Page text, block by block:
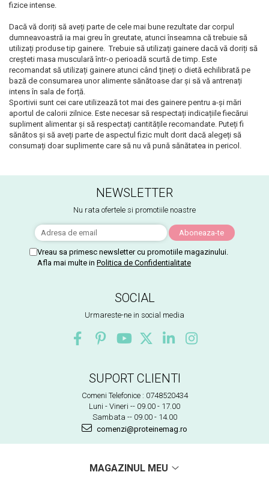
fizice intense.
Dacă vă doriți să aveți parte de cele mai bune rezultate dar corpul
dumneavoastră ia mai greu în greutate, atunci înseamna că trebuie să
utilizați produse tip gainere. Trebuie să utilizați gainere dacă vă doriți să
creșteti masa musculară într-o perioadă scurtă de timp. Este
recomandat să utilizați gainere atunci când țineți o dietă echilibrată pe
bază de consumarea unor alimente sănătoase dar și să vă antrenați
intens în sala de forță.
Sportivii sunt cei care utilizează tot mai des gainere pentru a-și mări
aportul de calorii zilnice. Este necesar să respectați indicațiile fiecărui
supliment alimentar și să respectați cantitățile recomandate. Puteți fi
sănătos și să aveți parte de aspectul fizic mult dorit dacă alegeți să
consumați doar suplimente care să nu vă pună sănătatea in pericol.
NEWSLETTER
Nu rata ofertele si promotiile noastre
Vreau sa primesc newsletter cu promotiile magazinului.
Afla mai multe in Politica de Confidentialitate
SOCIAL
Urmareste-ne in social media
SUPORT CLIENTI
Comeni Telefonice : 0748520434
Luni - Vineri -- 09.00 - 17.00
Sambata -- 09.00 - 14.00
comenzi@proteinemag.ro
MAGAZINUL MEU